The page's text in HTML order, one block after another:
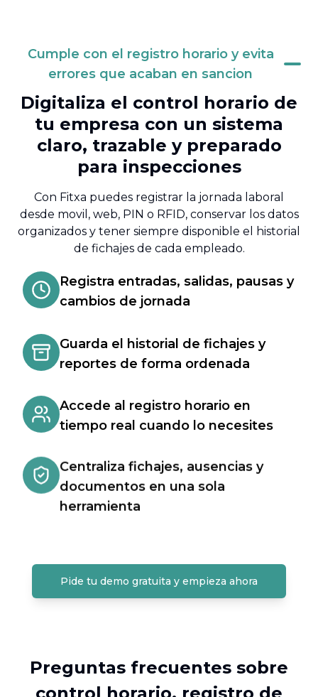
Cumple con el registro horario y evita
errores que acaban en sancion
Digitaliza el control horario de
tu empresa con un sistema
claro, trazable y preparado
para inspecciones
Con Fitxa puedes registrar la jornada laboral
desde movil, web, PIN o RFID, conservar los datos
organizados y tener siempre disponible el historial
de fichajes de cada empleado.
Registra entradas, salidas, pausas y
cambios de jornada
Guarda el historial de fichajes y
reportes de forma ordenada
Accede al registro horario en
tiempo real cuando lo necesites
Centraliza fichajes, ausencias y
documentos en una sola
herramienta
Pide tu demo gratuita y empieza ahora
Preguntas frecuentes sobre
control horario, registro de